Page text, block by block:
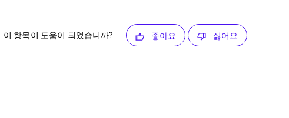
이 항목이 도움이 되었습니까? 좋아요 싫어요